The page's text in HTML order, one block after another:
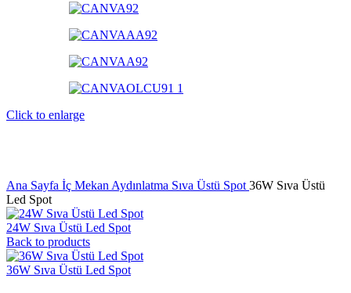
Click to enlarge
Ana Sayfa İç Mekan Aydınlatma Sıva Üstü Spot 36W Sıva Üstü
Led Spot
24W Sıva Üstü Led Spot
Back to products
36W Sıva Üstü Led Spot